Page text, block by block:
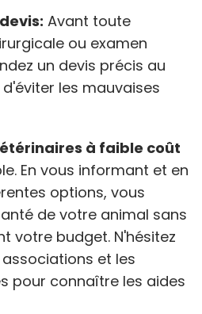
Avant toute
ou examen
un devis précis au
les mauvaises
à faible coût
En vous informant et en
options, vous
de votre animal sans
votre budget. N'hésitez
et les
pour connaître les aides